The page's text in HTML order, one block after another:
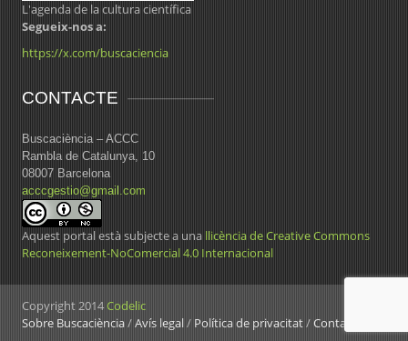
L'agenda de la cultura científica
Segueix-nos a:
https://x.com/buscaciencia
CONTACTE
Buscaciència – ACCC
Rambla de Catalunya, 10
08007 Barcelona
acccgestio@gmail.com
Aquest portal està subjecte a una llicència de Creative Commons
Reconeixement-NoComercial 4.0 Internacional
Copyright 2014Codelic
Sobre Buscaciència/Avís legal/ Política de privacitat/Contacte